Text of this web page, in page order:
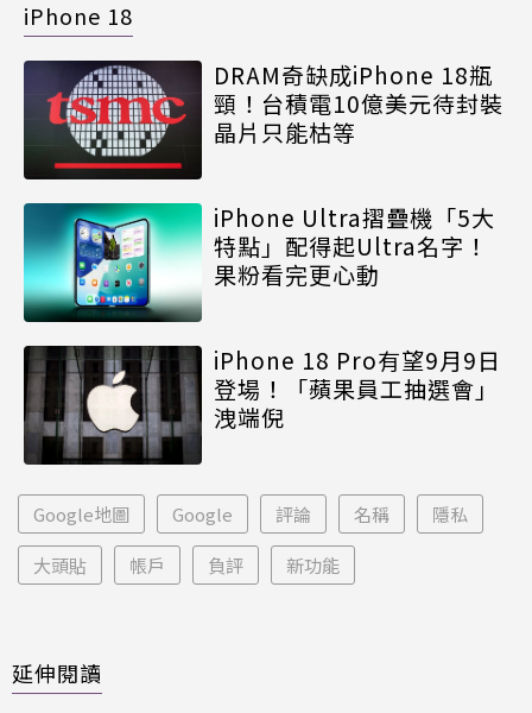
iPhone 18
DRAM奇缺成iPhone 18瓶
頸！台積電10億美元待封裝
晶片只能枯等
iPhone Ultra摺疊機「5大
特點」配得起Ultra名字！
果粉看完更心動
iPhone 18 Pro有望9月9日
登場！「蘋果員工抽選會」
洩端倪
Google地圖 Google 評論 名稱 隱私
大頭貼 帳戶 負評 新功能
延伸閱讀